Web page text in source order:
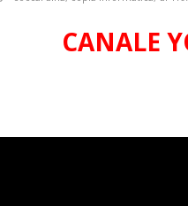
CANALE